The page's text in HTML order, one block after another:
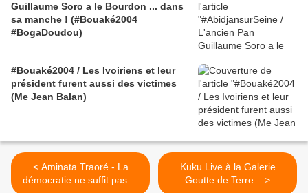
Guillaume Soro a le Bourdon ... dans
sa manche ! (#Bouaké2004
#BogaDoudou)
#Bouaké2004 / Les Ivoiriens et leur
président furent aussi des victimes
(Me Jean Balan)
< Aminata Traoré - La
démocratie ne suffit pas 1,
Kuku Live à la Galerie
Goutte de Terre... >